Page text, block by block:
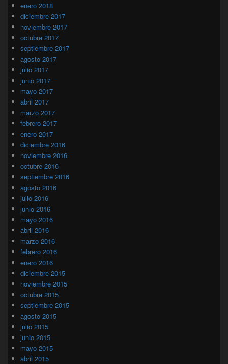
enero 2018
diciembre 2017
noviembre 2017
octubre 2017
septiembre 2017
agosto 2017
julio 2017
junio 2017
mayo 2017
abril 2017
marzo 2017
febrero 2017
enero 2017
diciembre 2016
noviembre 2016
octubre 2016
septiembre 2016
agosto 2016
julio 2016
junio 2016
mayo 2016
abril 2016
marzo 2016
febrero 2016
enero 2016
diciembre 2015
noviembre 2015
octubre 2015
septiembre 2015
agosto 2015
julio 2015
junio 2015
mayo 2015
abril 2015